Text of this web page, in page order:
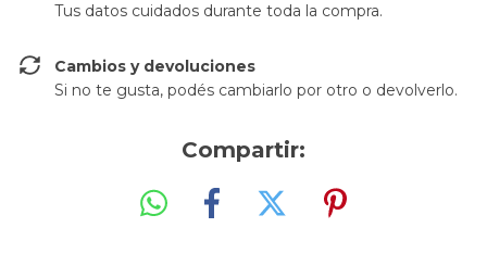
Tus datos cuidados durante toda la compra.
Cambios y devoluciones
Si no te gusta, podés cambiarlo por otro o devolverlo.
Compartir: